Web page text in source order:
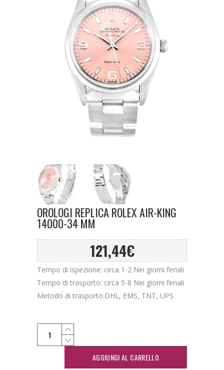
OROLOGI REPLICA ROLEX AIR-KING
14000-34 MM
121,44€
Tempo di ispezione: circa 1-2 Nei giorni feriali
Tempo di trasporto: circa 5-8 Nei giorni feriali
Metodo di trasporto:DHL, EMS, TNT, UPS
AGGIUNGI AL CARRELLO